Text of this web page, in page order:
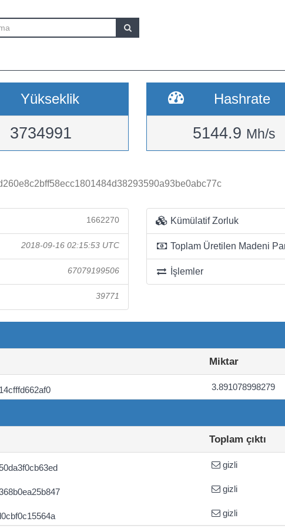
Yükseklik
3734991
Hashrate
5144.9 Mh/s
1662270
2018-09-16 02:15:53 UTC
67079199506
39771
Kümülatif Zorluk
Toplam Üretilen Madeni
İşlemler
Miktar
3.891078998279
Toplam çıktı
gizli
gizli
gizli